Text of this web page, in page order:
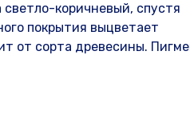
коричневый, спустя
покрытия выцветает
от сорта древесины.